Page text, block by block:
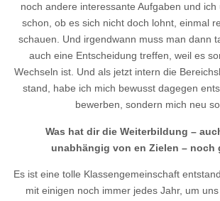
noch andere interessante Aufgaben und
schon, ob es sich nicht doch lohnt, einmal
schauen. Und irgendwann muss man dann
auch eine Entscheidung treffen, weil es
Wechseln ist. Und als jetzt intern die
stand, habe ich mich bewusst dagegen
bewerben, sondern mich neu
Was hat dir die Weiterbildung –
unabhängig von en Zielen – noch
Es ist eine tolle Klassengemeinschaft
mit einigen noch immer jedes Jahr, um uns